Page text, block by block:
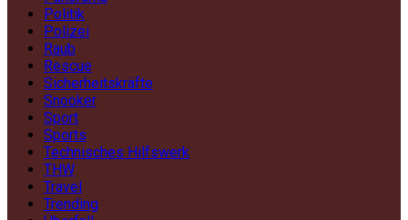
Politik
Polizei
Raub
Rescue
Sicherheitskräfte
Snooker
Sport
Sports
Technisches Hilfswerk
THW
Travel
Trending